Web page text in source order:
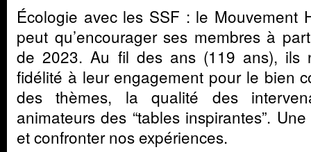
Écologie avec les SSF : le Mouvement
peut qu’encourager ses membres à
de 2023. Au fil des ans (119 ans), ils
fidélité à leur engagement pour le bien
des thèmes, la qualité des
animateurs des “tables inspirantes”.
et confronter nos expériences.